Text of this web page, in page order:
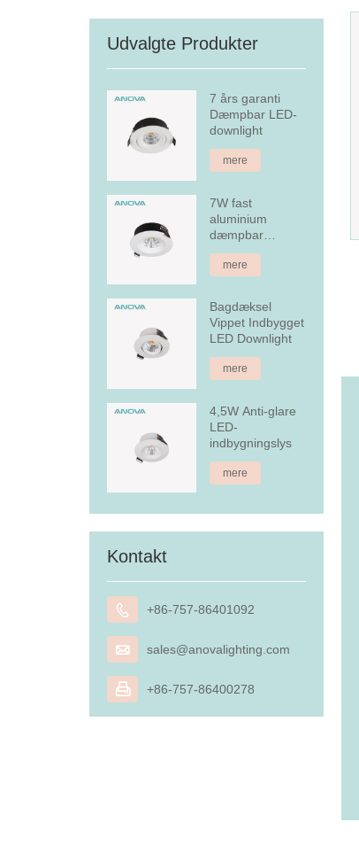
Udvalgte Produkter
7 års garanti
Dæmpbar LED-
downlight
mere
7W fast
aluminium
dæmpbar
forsænket LED
downlight
mere
Bagdæksel
Vippet Indbygget
LED Downlight
mere
4,5W Anti-glare
LED-
indbygningslys
mere
Kontakt
 +86-757-86401092
 sales@anovalighting.com
 +86-757-86400278